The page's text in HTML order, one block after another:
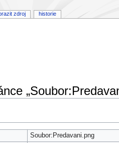
Soubor:Predavani.png
zdroj historie